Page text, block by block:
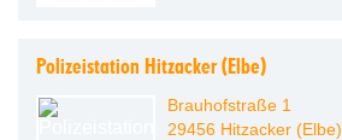
Polizeistation Hitzacker (Elbe)
Brauhofstraße 1
29456 Hitzacker (Elbe)